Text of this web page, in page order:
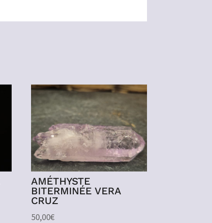
AMÉTHYSTE
BITERMINÉE VERA
CRUZ
50,00€